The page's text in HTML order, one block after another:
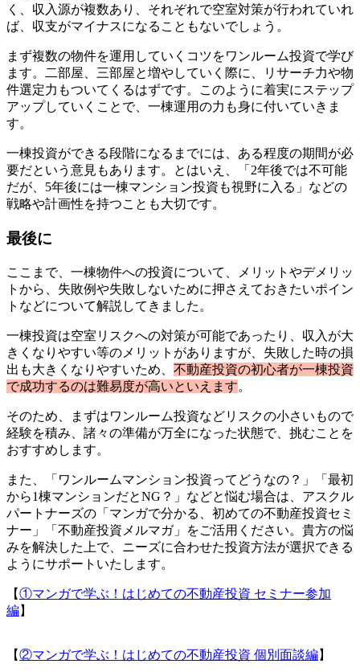
く、収入源が複数あり、それぞれで空室対策が行われていれ
ば、収支がマイナスになることもないでしょう。
まず複数の物件を運用していくコツをワンルーム投資で学び
ます。二部屋、三部屋と増やしていく際に、リサーチ力や物
件選定力もついてくるはずです。このように着実にステップ
アップしていくことで、一棟運用の力も身に付いていきま
す。
一棟投資ができる段階になるまでには、ある程度の期間が必
要だという意見もあります。とはいえ、「2年後では不可能
だが、5年後には一棟マンション投資も視野に入る」などの
戦略や計画性を持つことも大切です。
最後に
ここまで、一棟物件への投資について、メリットやデメリッ
トから、失敗例や失敗しないために押さえておきたいポイン
トなどについて解説してきました。
一棟投資は空室リスクへの対策が可能であったり、収入が大
きくなりやすい等のメリットがありますが、失敗した時の損
出も大きくなりやすいため、 不動産投資の初心者が一棟投資
で成功するのは難易度が高いといえます。
そのため、まずはワンルーム投資などリスクの小さいもので
経験を積み、諸々の準備が万全になった状態で、挑むことを
おすすめします。
また、「ワンルームマンション投資ってどうなの？」「最初
から1棟マンションだとNG？」などと悩む場合は、アスクル
パートナーズの「マンガで分かる、初めての不動産投資セミ
ナー」「不動産投資メルマガ」をご活用ください。貴方の悩
みを解決した上で、ニーズに合わせた投資方法が選択できる
ようにサポートいたします。
【①マンガで学ぶ！はじめての不動産投資 セミナー参加
編】
【②マンガで学ぶ！はじめての不動産投資 個別面談編】